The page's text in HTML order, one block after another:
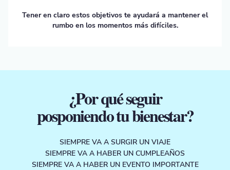
Tener en claro estos objetivos te ayudará a mantener el
rumbo en los momentos más difíciles.
¿Por qué seguir
posponiendo tu bienestar?
SIEMPRE VA A SURGIR UN VIAJE
SIEMPRE VA A HABER UN CUMPLEAÑOS
SIEMPRE VA A HABER UN EVENTO IMPORTANTE